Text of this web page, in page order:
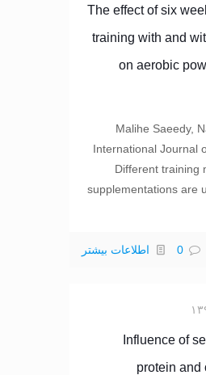
The effect of six
training with and
on aerobic
Malihe Saeedy,
International Journal
Purpose‏:‏‎ Different
supplementations are
0 اطلاعات بیشتر
Influence of
protein and